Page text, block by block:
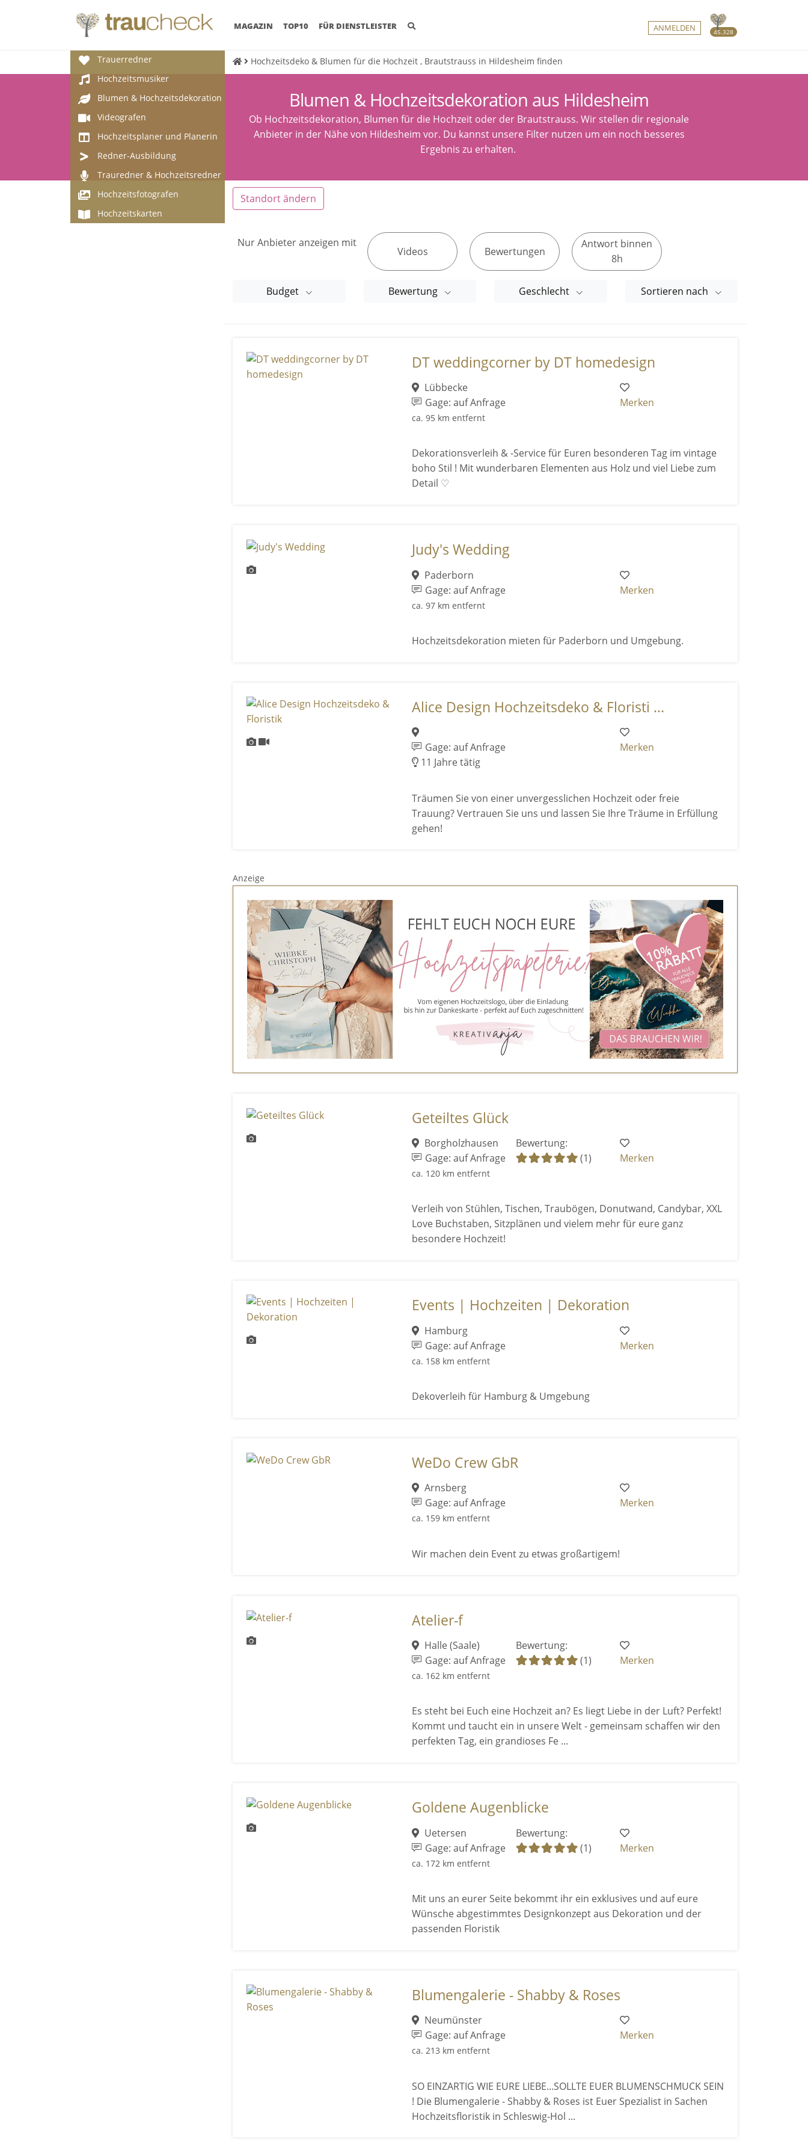
45.328
MAGAZIN (CURRENT)
TOP10 FÜR DIENSTLEISTER ANMELDEN
Trauerredner
Hochzeitsmusiker
Blumen & Hochzeitsdekoration
Videografen
Hochzeitsplaner und Planerin
Redner-Ausbildung
Trauredner & Hochzeitsredner
Hochzeitsfotografen
Hochzeitskarten
Hochzeitsdeko & Blumen für die Hochzeit , Brautstrauss in Hildesheim finden
Blumen & Hochzeitsdekoration aus Hildesheim
Ob Hochzeitsdekoration, Blumen für die Hochzeit oder der Brautstrauss. Wir stellen dir regionale
Anbieter in der Nähe von Hildesheim vor. Du kannst unsere Filter nutzen um ein noch besseres
Ergebnis zu erhalten.
Standort ändern
Nur Anbieter anzeigen mit
Videos Bewertungen
Antwort binnen
8h
Budget Bewertung Geschlecht Sortieren nach
DT weddingcorner by DT homedesign
Lübbecke
Gage: auf Anfrage
ca. 95 km entfernt
Merken
Dekorationsverleih & -Service für Euren besonderen Tag im vintage
boho Stil ! Mit wunderbaren Elementen aus Holz und viel Liebe zum
Detail ♡
Judy's Wedding
Paderborn
Gage: auf Anfrage
ca. 97 km entfernt
Merken
Hochzeitsdekoration mieten für Paderborn und Umgebung.
Alice Design Hochzeitsdeko & Floristi ...
Gage: auf Anfrage
11 Jahre tätig
Merken
Träumen Sie von einer unvergesslichen Hochzeit oder freie
Trauung? Vertrauen Sie uns und lassen Sie Ihre Träume in Erfüllung
gehen!
Anzeige
Geteiltes Glück
Borgholzhausen
Gage: auf Anfrage
ca. 120 km entfernt
Bewertung:
(1)
Merken
Verleih von Stühlen, Tischen, Traubögen, Donutwand, Candybar, XXL
Love Buchstaben, Sitzplänen und vielem mehr für eure ganz
besondere Hochzeit!
Events | Hochzeiten | Dekoration
Hamburg
Gage: auf Anfrage
ca. 158 km entfernt
Merken
Dekoverleih für Hamburg & Umgebung
WeDo Crew GbR
Arnsberg
Gage: auf Anfrage
ca. 159 km entfernt
Merken
Wir machen dein Event zu etwas großartigem!
Atelier-f
Halle (Saale)
Gage: auf Anfrage
ca. 162 km entfernt
Bewertung:
(1)
Merken
Es steht bei Euch eine Hochzeit an? Es liegt Liebe in der Luft? Perfekt!
Kommt und taucht ein in unsere Welt - gemeinsam schaffen wir den
perfekten Tag, ein grandioses Fe ...
Goldene Augenblicke
Uetersen
Gage: auf Anfrage
ca. 172 km entfernt
Bewertung:
(1)
Merken
Mit uns an eurer Seite bekommt ihr ein exklusives und auf eure
Wünsche abgestimmtes Designkonzept aus Dekoration und der
passenden Floristik
Blumengalerie - Shabby & Roses
Neumünster
Gage: auf Anfrage
ca. 213 km entfernt
Merken
SO EINZARTIG WIE EURE LIEBE...SOLLTE EUER BLUMENSCHMUCK SEIN
! Die Blumengalerie - Shabby & Roses ist Euer Spezialist in Sachen
Hochzeitsfloristik in Schleswig-Hol ...